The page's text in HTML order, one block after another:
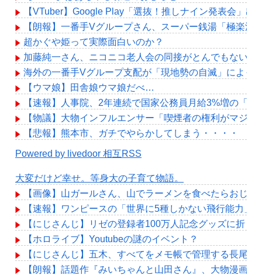
【VTuber】Google Play「選抜！推しナイン発表会」
【朗報】一番手Vグループさん、スーパー銭湯「極楽湯
超かぐや姫って実際面白いのか？
加藤純一さん、ニコニコ老人会の同接がとんでもないこ
海外の一番手Vグループ支配が「現地勢の自滅」によっ
【ウマ娘】田舎娘ウマ娘だべ…
【速報】人事院、2年連続で国家公務員月給3%増の「1
【物議】大物インフルエンサー「喫煙者の権利がマジ
【悲報】熊本市、ガチでやらかしてしまう・・・・
Powered by livedoor 相互RSS
大変だけど幸せ。等身大の子育て物語。
【画像】山ガールさん、山でラーメンを食べたらおじ
【速報】ワンピースの「世界に5種しかない飛行能力」
【にじさんじ】リゼの登録者100万人記念グッズに折
【ホロライブ】Youtubeの謎のイベント？
【にじさんじ】五木、すべてをメモ帳で管理する長尾
【朗報】話題作『みいちゃんと山田さん』、大物漫画